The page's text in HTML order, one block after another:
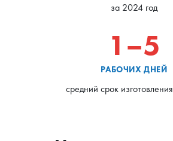
за 2024 год
1–5
РАБОЧИХ ДНЕЙ
средний срок